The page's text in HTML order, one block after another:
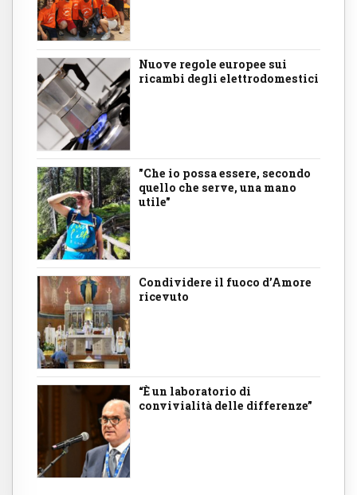
Nuove regole europee sui
ricambi degli elettrodomestici
"Che io possa essere, secondo
quello che serve, una mano
utile"
Condividere il fuoco d’Amore
ricevuto
“È un laboratorio di
convivialità delle differenze”